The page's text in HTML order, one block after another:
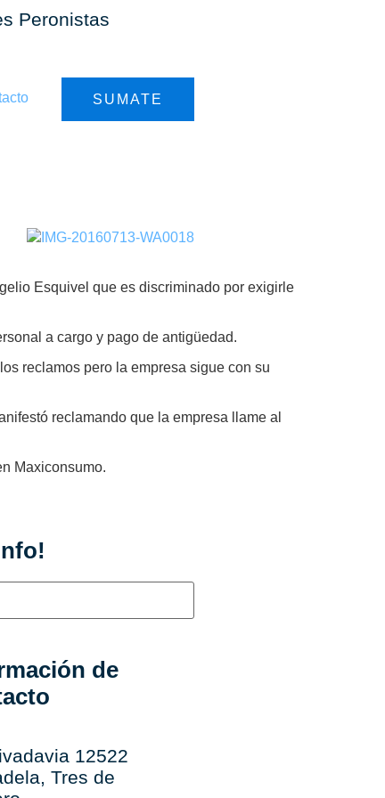
Peronistas
SUMATE
Esquivel que es discriminado por exigirle
a cargo y pago de antigüedad.
reclamos pero la empresa sigue con su
reclamando que la empresa llame al
Maxiconsumo.
de
12522
Tres de